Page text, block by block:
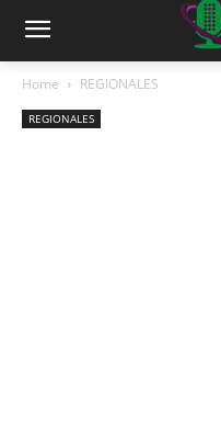
Home REGIONALES
REGIONALES